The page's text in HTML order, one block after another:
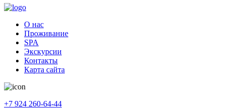
О нас
Проживание
SPA
Экскурсии
Контакты
Карта сайта
+7 924 260-64-44